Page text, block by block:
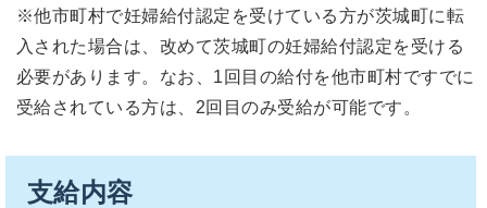
※他市町村で妊婦給付認定を受けている方が茨城町に転
入された場合は、改めて茨城町の妊婦給付認定を受ける
必要があります。なお、1回目の給付を他市町村ですでに
受給されている方は、2回目のみ受給が可能です。
支給内容